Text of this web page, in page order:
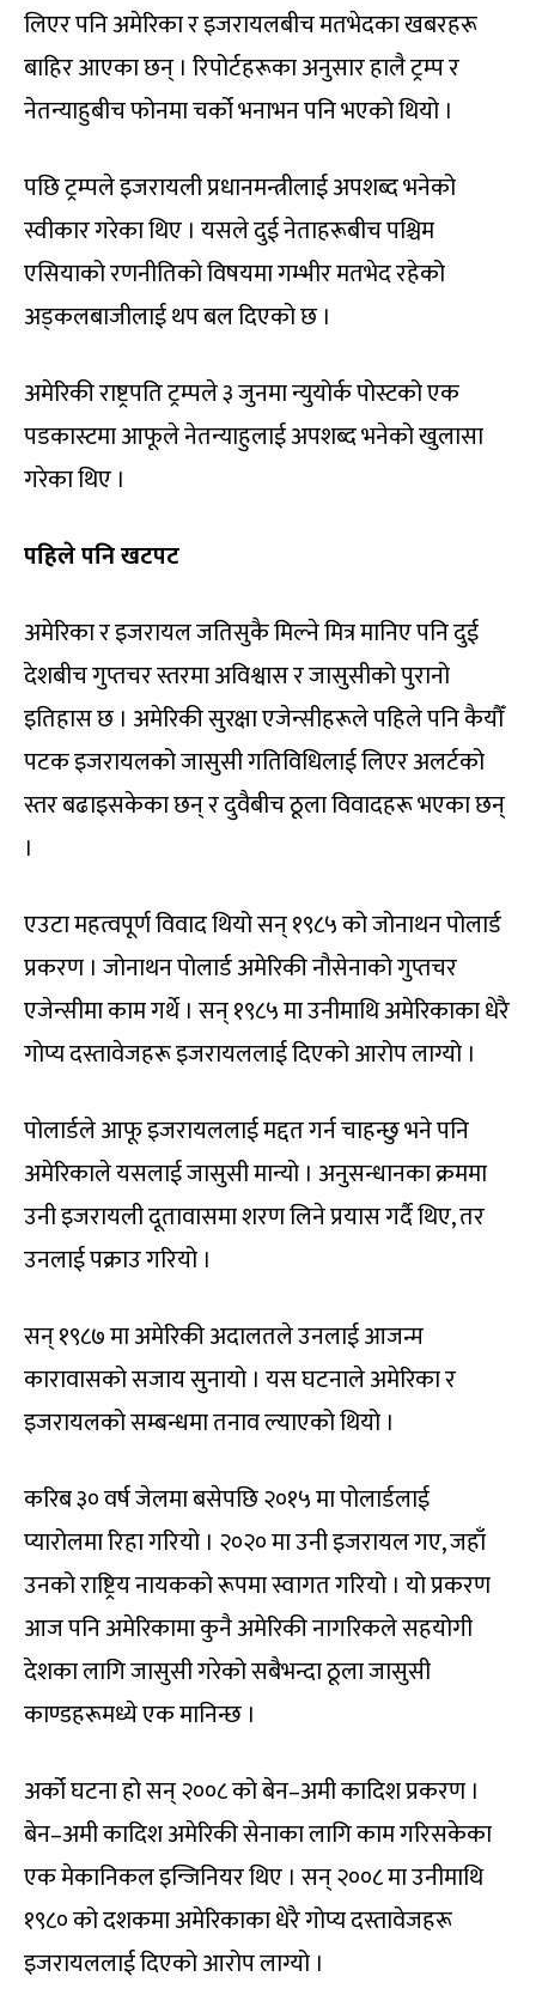
लिएर पनि अमेरिका र इजरायलबीच मतभेदका खबरहरू
बाहिर आएका छन् । रिपोर्टहरूका अनुसार हालै ट्रम्प र
नेतन्याहुबीच फोनमा चर्को भनाभन पनि भएको थियो ।
पछि ट्रम्पले इजरायली प्रधानमन्त्रीलाई अपशब्द भनेको
स्वीकार गरेका थिए । यसले दुई नेताहरूबीच पश्चिम
एसियाको रणनीतिको विषयमा गम्भीर मतभेद रहेको
अड्कलबाजीलाई थप बल दिएको छ ।
अमेरिकी राष्ट्रपति ट्रम्पले ३ जुनमा न्युयोर्क पोस्टको एक
पडकास्टमा आफूले नेतन्याहुलाई अपशब्द भनेको खुलासा
गरेका थिए ।
पहिले पनि खटपट
अमेरिका र इजरायल जतिसुकै मिल्ने मित्र मानिए पनि दुई
देशबीच गुप्तचर स्तरमा अविश्वास र जासुसीको पुरानो
इतिहास छ । अमेरिकी सुरक्षा एजेन्सीहरूले पहिले पनि कैयौँ
पटक इजरायलको जासुसी गतिविधिलाई लिएर अलर्टको
स्तर बढाइसकेका छन् र दुवैबीच ठूला विवादहरू भएका छन्
।
एउटा महत्वपूर्ण विवाद थियो सन् १९८५ को जोनाथन पोलार्ड
प्रकरण । जोनाथन पोलार्ड अमेरिकी नौसेनाको गुप्तचर
एजेन्सीमा काम गर्थे । सन् १९८५ मा उनीमाथि अमेरिकाका धेरै
गोप्य दस्तावेजहरू इजरायललाई दिएको आरोप लाग्यो ।
पोलार्डले आफू इजरायललाई मद्दत गर्न चाहन्छु भने पनि
अमेरिकाले यसलाई जासुसी मान्यो । अनुसन्धानका क्रममा
उनी इजरायली दूतावासमा शरण लिने प्रयास गर्दै थिए, तर
उनलाई पक्राउ गरियो ।
सन् १९८७ मा अमेरिकी अदालतले उनलाई आजन्म
कारावासको सजाय सुनायो । यस घटनाले अमेरिका र
इजरायलको सम्बन्धमा तनाव ल्याएको थियो ।
करिब ३० वर्ष जेलमा बसेपछि २०१५ मा पोलार्डलाई
प्यारोलमा रिहा गरियो । २०२० मा उनी इजरायल गए, जहाँ
उनको राष्ट्रिय नायकको रूपमा स्वागत गरियो । यो प्रकरण
आज पनि अमेरिकामा कुनै अमेरिकी नागरिकले सहयोगी
देशका लागि जासुसी गरेको सबैभन्दा ठूला जासुसी
काण्डहरूमध्ये एक मानिन्छ ।
अर्को घटना हो सन् २००८ को बेन–अमी कादिश प्रकरण ।
बेन–अमी कादिश अमेरिकी सेनाका लागि काम गरिसकेका
एक मेकानिकल इन्जिनियर थिए । सन् २००८ मा उनीमाथि
१९८० को दशकमा अमेरिकाका धेरै गोप्य दस्तावेजहरू
इजरायललाई दिएको आरोप लाग्यो ।